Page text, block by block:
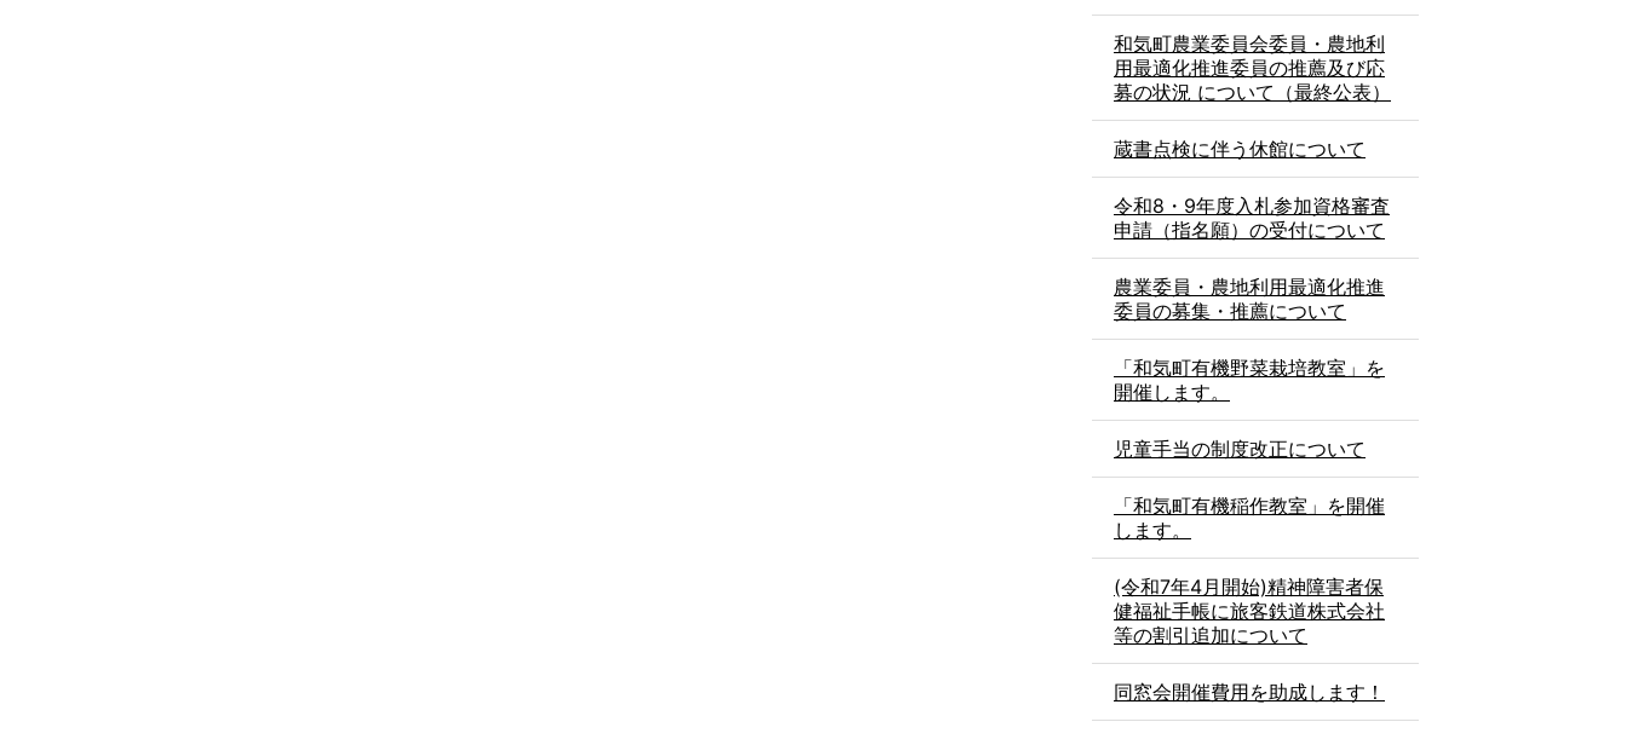
和気町農業委員会委員・農地利
用最適化推進委員の推薦及び応
募の状況 について（最終公表）
蔵書点検に伴う休館について
令和8・9年度入札参加資格審査
申請（指名願）の受付について
農業委員・農地利用最適化推進
委員の募集・推薦について
「和気町有機野菜栽培教室」を
開催します。
児童手当の制度改正について
「和気町有機稲作教室」を開催
します。
(令和7年4月開始)精神障害者保
健福祉手帳に旅客鉄道株式会社
等の割引追加について
同窓会開催費用を助成します！